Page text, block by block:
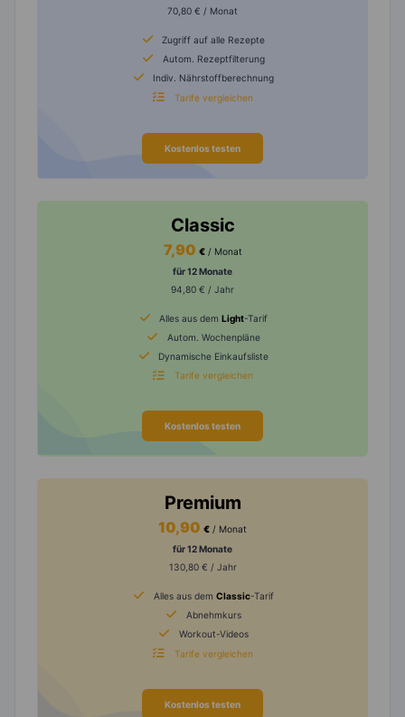
70,80 € / Monat
Zugriff auf alle Rezepte
Autom. Rezeptfilterung
Indiv. Nährstoffberechnung
Tarife vergleichen
Kostenlos testen
Classic
7,90 € / Monat
für 12 Monate
94,80 € / Jahr
Alles aus dem Light-Tarif
Autom. Wochenpläne
Dynamische Einkaufsliste
Tarife vergleichen
Kostenlos testen
Premium
10,90 € / Monat
für 12 Monate
130,80 € / Jahr
Alles aus dem Classic-Tarif
Abnehmkurs
Workout-Videos
Tarife vergleichen
Kostenlos testen